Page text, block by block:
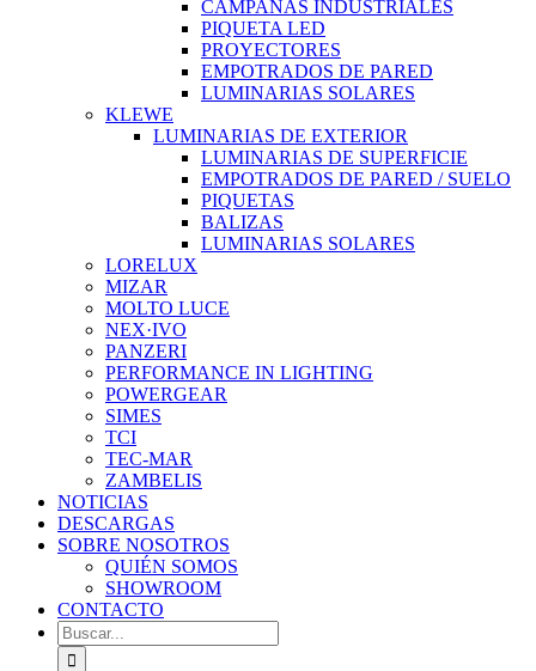
CAMPANAS INDUSTRIALES
PIQUETA LED
PROYECTORES
EMPOTRADOS DE PARED
LUMINARIAS SOLARES
KLEWE
LUMINARIAS DE EXTERIOR
LUMINARIAS DE SUPERFICIE
EMPOTRADOS DE PARED / SUELO
PIQUETAS
BALIZAS
LUMINARIAS SOLARES
LORELUX
MIZAR
MOLTO LUCE
NEX·IVO
PANZERI
PERFORMANCE IN LIGHTING
POWERGEAR
SIMES
TCI
TEC-MAR
ZAMBELIS
NOTICIAS
DESCARGAS
SOBRE NOSOTROS
QUIÉN SOMOS
SHOWROOM
CONTACTO
Buscar: